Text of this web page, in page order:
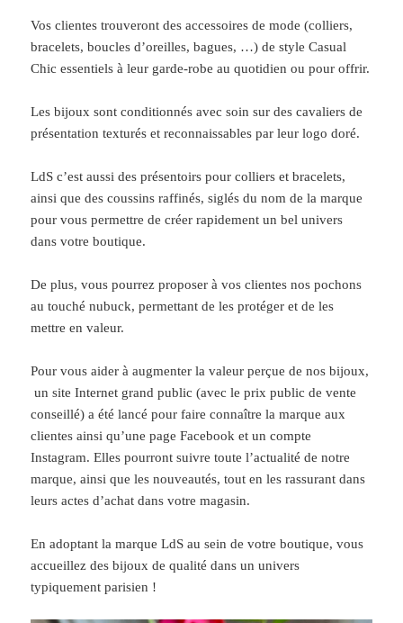
Vos clientes trouveront des accessoires de mode (colliers,
bracelets, boucles d’oreilles, bagues, …) de style Casual
Chic essentiels à leur garde-robe au quotidien ou pour offrir.
Les bijoux sont conditionnés avec soin sur des cavaliers de
présentation texturés et reconnaissables par leur logo doré.
LdS c’est aussi des présentoirs pour colliers et bracelets,
ainsi que des coussins raffinés, siglés du nom de la marque
pour vous permettre de créer rapidement un bel univers
dans votre boutique.
De plus, vous pourrez proposer à vos clientes nos pochons
au touché nubuck, permettant de les protéger et de les
mettre en valeur.
Pour vous aider à augmenter la valeur perçue de nos bijoux,
un site Internet grand public (avec le prix public de vente
conseillé) a été lancé pour faire connaître la marque aux
clientes ainsi qu’une page Facebook et un compte
Instagram. Elles pourront suivre toute l’actualité de notre
marque, ainsi que les nouveautés, tout en les rassurant dans
leurs actes d’achat dans votre magasin.
En adoptant la marque LdS au sein de votre boutique, vous
accueillez des bijoux de qualité dans un univers
typiquement parisien !